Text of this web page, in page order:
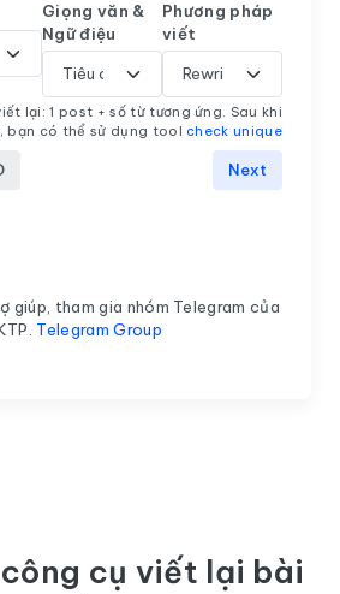
Giọng văn &
Ngữ điệu
Phương pháp
viết
lại: 1 post + số từ tương ứng. Sau khi
bạn có thể sử dụng tool check unique
Next
giúp, tham gia nhóm Telegram của
Telegram Group
cụ viết lại bài